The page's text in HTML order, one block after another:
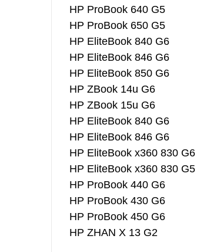
HP ProBook 640 G5
HP ProBook 650 G5
HP EliteBook 840 G6
HP EliteBook 846 G6
HP EliteBook 850 G6
HP ZBook 14u G6
HP ZBook 15u G6
HP EliteBook 840 G6
HP EliteBook 846 G6
HP EliteBook x360 830 G6
HP EliteBook x360 830 G5
HP ProBook 440 G6
HP ProBook 430 G6
HP ProBook 450 G6
HP ZHAN X 13 G2